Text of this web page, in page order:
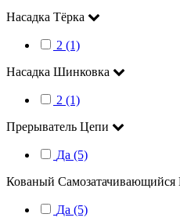
Насадка Тёрка
2 (1)
Насадка Шинковка
2 (1)
Прерыватель Цепи
Да (5)
Кованый
Да (5)